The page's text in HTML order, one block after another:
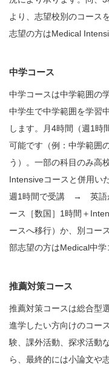
より、志望校別のコース
志望の方はMedical
中学コース
中学コースは中学範囲の
中学生で中学範囲を学習
します。月4時間（週1時
可能です（例：中学範囲
う）。一部の科目のみ高
Intensiveコースと併用い
週1時間で受講 → 英語
ース［数国］1時間＋
ースへ移行）か、別コー
部志望の方はMedical中学
推薦対策コース
推薦対策コースは総合型
進学したい方向けのコー
験、課外活動、探求活動
ら、最終的には小論文や